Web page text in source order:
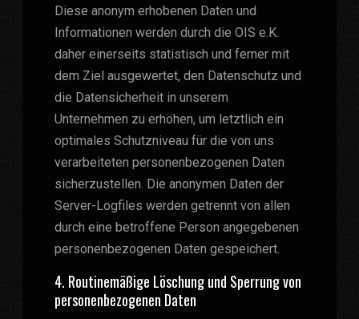
Diese anonym erhobenen Daten und
Informationen werden durch die OIS e.K.
daher einerseits statistisch und ferner mit
dem Ziel ausgewertet, den Datenschutz und
die Datensicherheit in unserem
Unternehmen zu erhöhen, um letztlich ein
optimales Schutzniveau für die von uns
verarbeiteten personenbezogenen Daten
sicherzustellen. Die anonymen Daten der
Server-Logfiles werden getrennt von allen
durch eine betroffene Person angegebenen
personenbezogenen Daten gespeichert.
4. Routinemäßige Löschung und Sperrung von
personenbezogenen Daten